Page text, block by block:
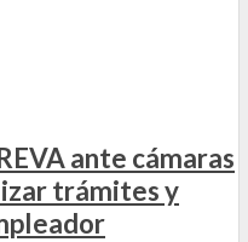
ante cámaras
trámites y